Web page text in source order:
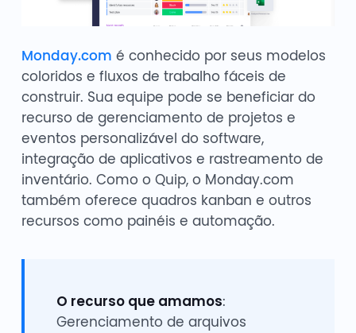
Monday.com é conhecido por seus modelos
coloridos e fluxos de trabalho fáceis de
construir. Sua equipe pode se beneficiar do
recurso de gerenciamento de projetos e
eventos personalizável do software,
integração de aplicativos e rastreamento de
inventário. Como o Quip, o Monday.com
também oferece quadros kanban e outros
recursos como painéis e automação.
O recurso que amamos:
Gerenciamento de arquivos